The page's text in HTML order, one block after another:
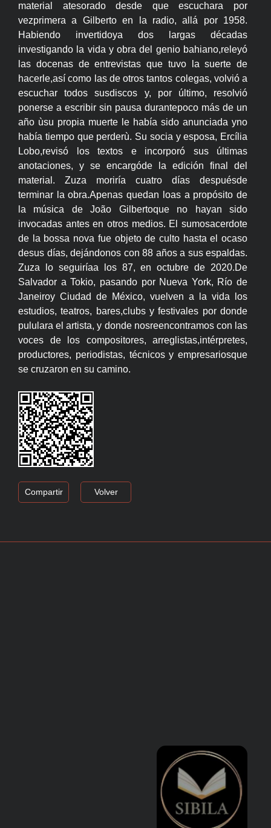
material atesorado desde que escuchara por
vezprimera a Gilberto en la radio, allá por 1958.
Habiendo invertidoya dos largas décadas
investigando la vida y obra del genio bahiano,releyó
las docenas de entrevistas que tuvo la suerte de
hacerle,así como las de otros tantos colegas, volvió a
escuchar todos susdiscos y, por último, resolvió
ponerse a escribir sin pausa durantepoco más de un
año ùsu propia muerte le había sido anunciada yno
había tiempo que perderù. Su socia y esposa, Ercília
Lobo,revisó los textos e incorporó sus últimas
anotaciones, y se encargóde la edición final del
material. Zuza moriría cuatro días despuésde
terminar la obra.Apenas quedan loas a propósito de
la música de João Gilbertoque no hayan sido
invocadas antes en otros medios. El sumosacerdote
de la bossa nova fue objeto de culto hasta el ocaso
desus días, dejándonos con 88 años a sus espaldas.
Zuza lo seguiríaa los 87, en octubre de 2020.De
Salvador a Tokio, pasando por Nueva York, Río de
Janeiroy Ciudad de México, vuelven a la vida los
estudios, teatros, bares,clubs y festivales por donde
pululara el artista, y donde nosreencontramos con las
voces de los compositores, arreglistas,intérpretes,
productores, periodistas, técnicos y empresariosque
se cruzaron en su camino.
Compartir Volver